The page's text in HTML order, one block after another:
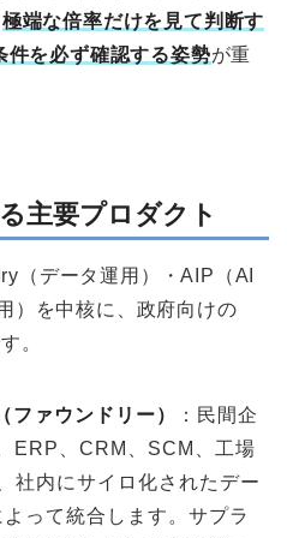
極端な倍率だけを見て判断す
件を必ず確認する姿勢が重
主要プロダクト
（データ運用）・AIP（AI
）を中核に、政府向けの
。
ァウンドリー）
：民間企
ERP、CRM、SCM、工場
社内にサイロ化されたデー
って統合します。サプラ